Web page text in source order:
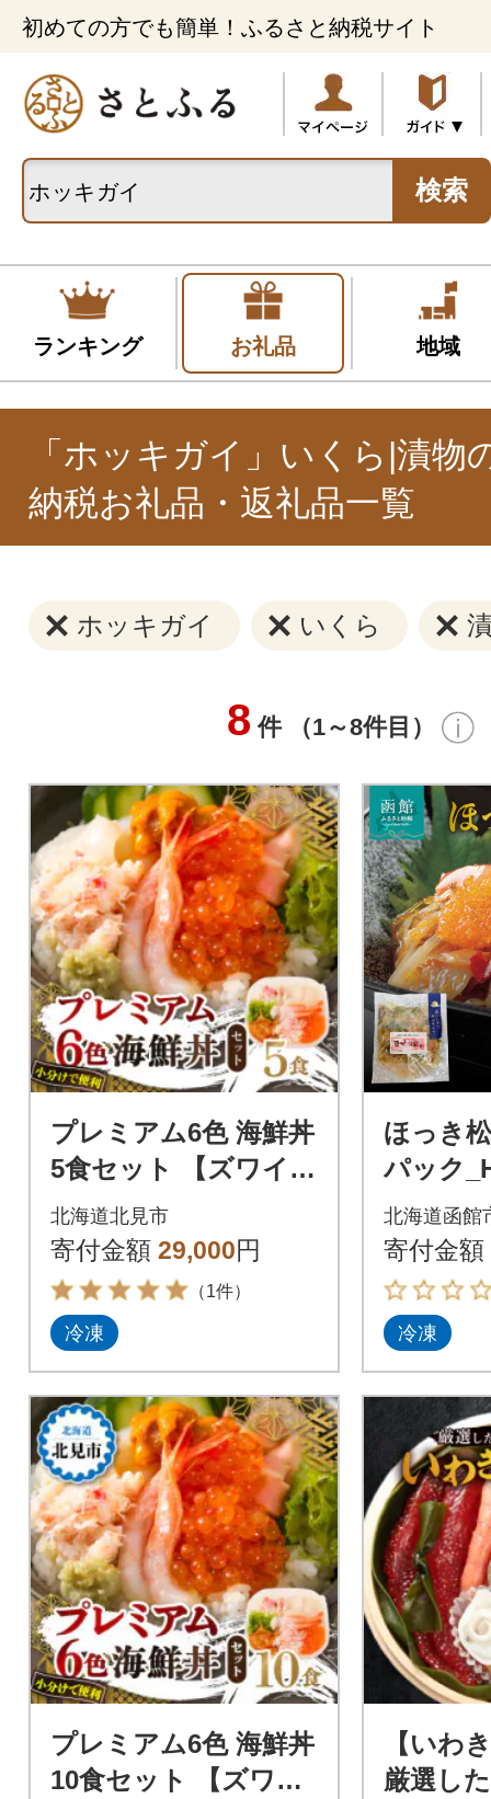
初めての方でも簡単！ふるさと納税サイト
検索
ランキング お礼品 地域
「ホッキガイ」いくら|漬物
納税お礼品・返礼品一覧
ホッキガイ いくら
8 件 （1～8件目）
プレミアム6色 海鮮丼
5食セット 【ズワイガ
ニ、ウニ、いくら、
ホタテ、エビ、ホッ
キ】北見市加工
北海道北見市
寄付金額 29,000円
（1件）
冷凍
ほっき
パック
北海道函館
寄付金額
冷凍
プレミアム6色 海鮮丼
10食セット 【ズワイ
【いわ
厳選し